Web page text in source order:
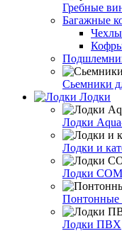
Гребные
Багажные
Сьемники
Лодки
Лодки
Лодки и
Лодки
Понтонные
Лодки ПВХ